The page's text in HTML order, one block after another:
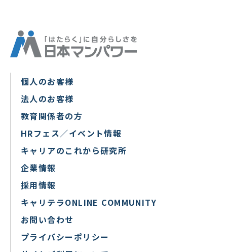
個人のお客様
法人のお客様
教育関係者の方
HRフェス／イベント情報
キャリアのこれから研究所
企業情報
採用情報
キャリテラONLINE COMMUNITY
お問い合わせ
プライバシーポリシー